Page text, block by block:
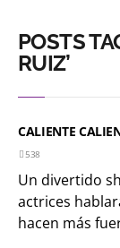
POSTS
RUIZ’
CALIENTE
538
Un divertido
actrices
hacen más